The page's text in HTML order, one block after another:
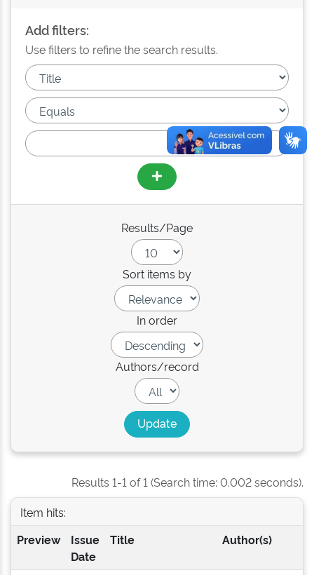
Add filters:
Use filters to refine the search results.
Results/Page
Sort items by
In order
Authors/record
Results 1-1 of 1 (Search time: 0.002 seconds).
Item hits:
Preview
Issue
Date
Title Author(s)